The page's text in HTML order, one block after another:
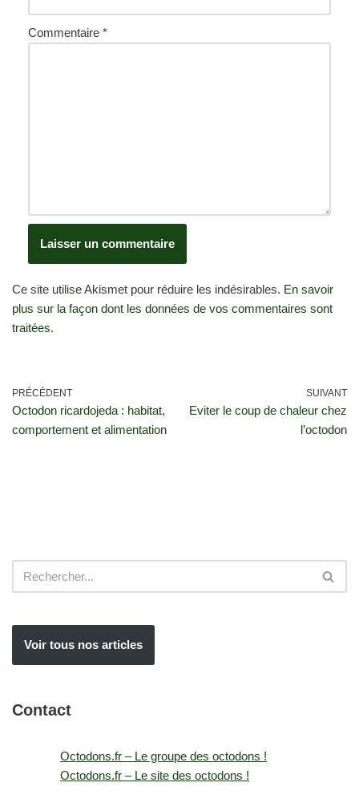
Commentaire *
Ce site utilise Akismet pour réduire les indésirables. En savoir
plus sur la façon dont les données de vos commentaires sont
traitées.
PRÉCÉDENT
Octodon ricardojeda : habitat,
comportement et alimentation
SUIVANT
Eviter le coup de chaleur chez
l’octodon
Voir tous nos articles
Contact
Octodons.fr – Le groupe des octodons !
Octodons.fr – Le site des octodons !